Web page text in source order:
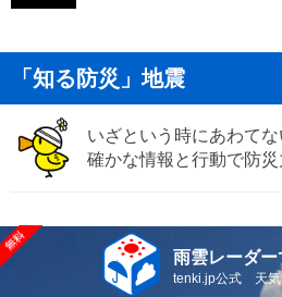
「知る防災」地震
いざという時にあわてな
確かな情報と行動で防
雨雲レーダー
tenki.jp公式 天気